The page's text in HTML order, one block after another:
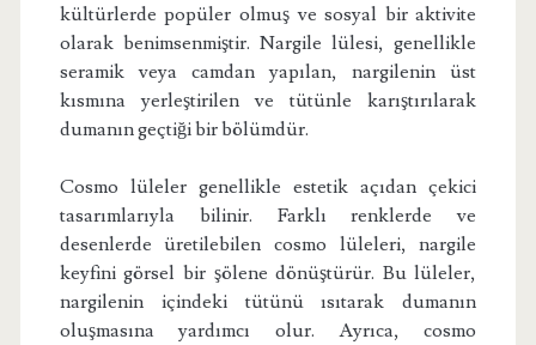
kültürlerde popüler olmuş ve sosyal bir aktivite
olarak benimsenmiştir. Nargile lülesi, genellikle
seramik veya camdan yapılan, nargilenin üst
kısmına yerleştirilen ve tütünle karıştırılarak
dumanın geçtiği bir bölümdür.
Cosmo lüleler genellikle estetik açıdan çekici
tasarımlarıyla bilinir. Farklı renklerde ve
desenlerde üretilebilen cosmo lüleleri, nargile
keyfini görsel bir şölene dönüştürür. Bu lüleler,
nargilenin içindeki tütünü ısıtarak dumanın
oluşmasına yardımcı olur. Ayrıca, cosmo